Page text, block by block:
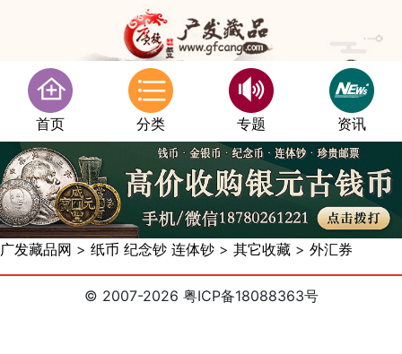
首页 分类 专题 资讯
广发藏品网 > 纸币 纪念钞 连体钞 > 其它收藏 > 外汇券
© 2007-2026 粤ICP备18088363号